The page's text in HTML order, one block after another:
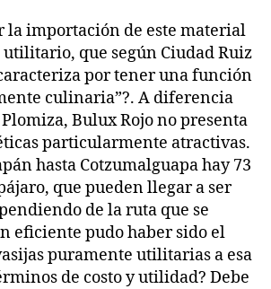
la importación de este material
que según Ciudad Ruiz
por tener una función
culinaria”?. A diferencia
Bulux Rojo no presenta
particularmente atractivas.
hasta Cotzumalguapa hay 73
que pueden llegar a ser
de la ruta que se
eficiente pudo haber sido el
puramente utilitarias a esa
de costo y utilidad? Debe